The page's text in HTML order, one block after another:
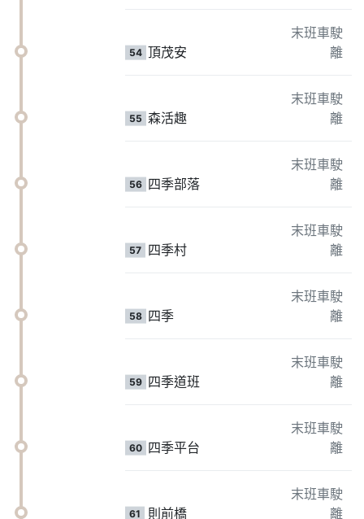
54 頂茂安
末班車駛
離
55 森活趣
末班車駛
離
56 四季部落
末班車駛
離
57 四季村
末班車駛
離
58 四季
末班車駛
離
59 四季道班
末班車駛
離
60 四季平台
末班車駛
離
61 則前橋
末班車駛
離